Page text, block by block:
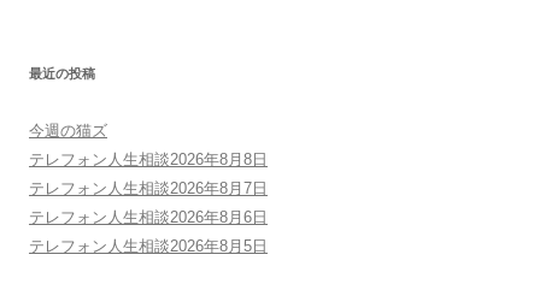
最近の投稿
今週の猫ズ
テレフォン人生相談2026年8月8日
テレフォン人生相談2026年8月7日
テレフォン人生相談2026年8月6日
テレフォン人生相談2026年8月5日